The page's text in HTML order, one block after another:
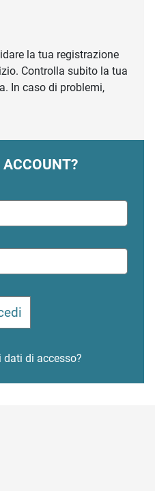
la tua registrazione
Controlla subito la tua
In caso di problemi,
dati di accesso?